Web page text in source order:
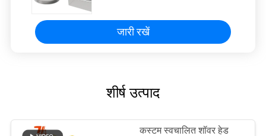
जारी रखें
शीर्ष उत्पाद
कस्टम स्वचालित शॉवर हेड